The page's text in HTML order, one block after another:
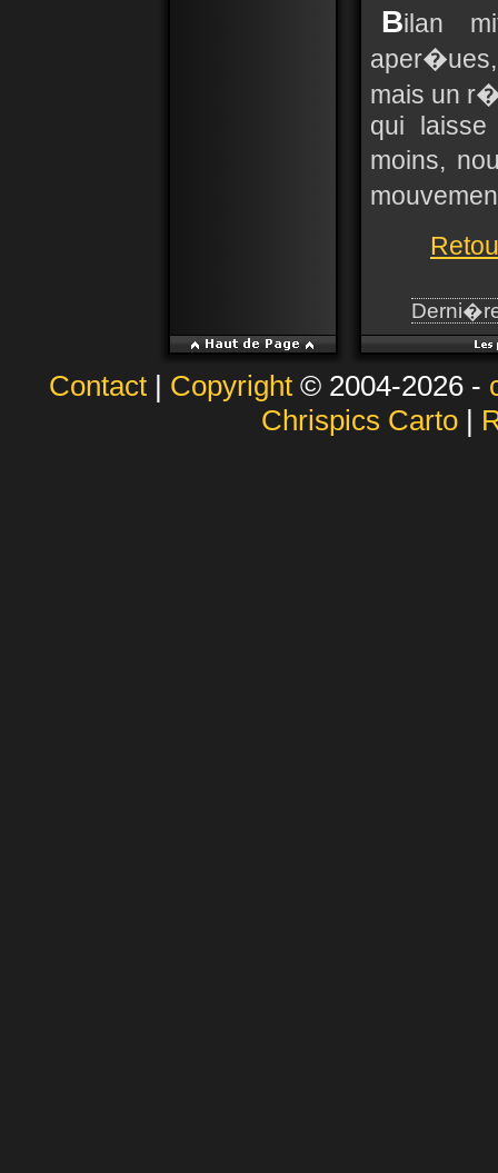
Bilan
mais un
qui
moins,
Contact| Copyright© 2004-2026 -
Chrispics Carto|